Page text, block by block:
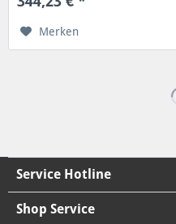
Merken
Service Hotline
Shop Service